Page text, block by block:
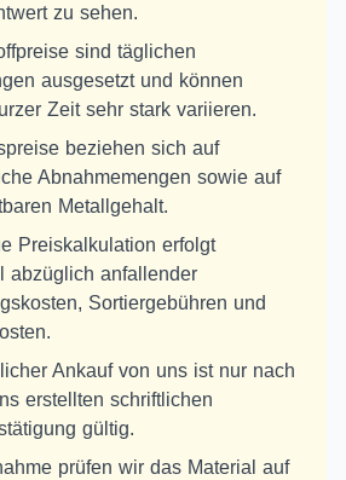
zu sehen.
sind täglichen
ausgesetzt und können
Zeit sehr stark variieren.
beziehen sich auf
Abnahmemengen sowie auf
Metallgehalt.
Preiskalkulation erfolgt
abzüglich anfallender
Sortiergebühren und
Ankauf von uns ist nur nach
erstellten schriftlichen
gültig.
prüfen wir das Material auf